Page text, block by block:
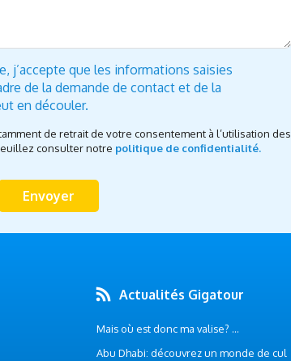
j’accepte que les informations saisies
de la demande de contact et de la
en découler.
de retrait de votre consentement à l’utilisation des
consulter notre politique de confidentialité.
Actualités Gigatour
Mais où est donc ma valise? ...
Abu Dhabi: découvrez un monde de cul